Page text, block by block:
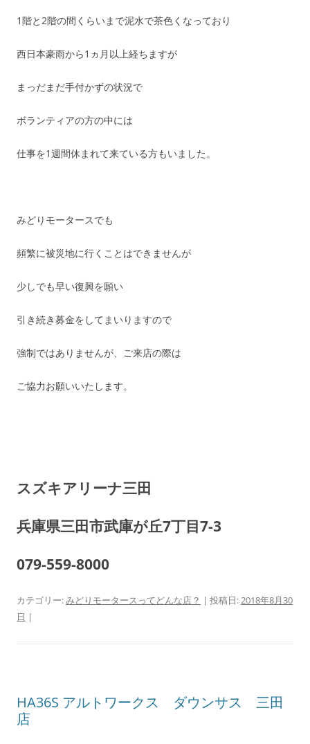
1階と2階の間くらいまで泥水で茶色くなっており
西日本豪雨から1ヵ月以上経ちますが
まっだまだ手付かずの状況で
ボランティアの方の中には
仕事を1週間休まれて来ている方もいました。
みどりモータースでも
頻繁に被災地に行くことはできませんが
少しでも早い復興を願い
引き続き募金をしてまいりますので
強制ではありませんが、ご来店の際は
ご協力お願いいたします。
スズキアリーナ三田
兵庫県三田市武庫が丘7丁目7-3
079-559-8000
カテゴリー:みどりモータースってどんな店？ | 投稿日:2018年8月30
日 |
HA36S アルトワークス ダウンサス 三田
店